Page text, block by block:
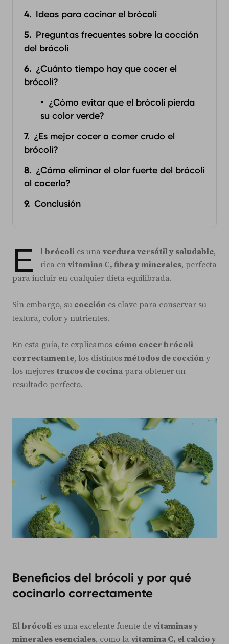
Ideas para cocinar el brócoli
Preguntas frecuentes sobre la cocción
del brócoli
¿Cuánto tiempo hay que cocer el
brócoli?
¿Cómo evitar que el brócoli pierda
su color verde?
¿Es mejor cocer o comer crudo el
brócoli?
¿Cómo eliminar el olor fuerte del brócoli
al cocerlo?
Conclusión
E l brócoli es una verdura versátil y saludable,
rica en vitamina C, fibra y minerales, perfecta
para incluir en cualquier dieta equilibrada.
Sin embargo, su cocción es clave para conservar su
textura, color y nutrientes.
En esta guía, te explicamos cómo cocer brócoli
correctamente, los distintos métodos de cocción y
los mejores trucos de cocina para obtener un
resultado perfecto.
Beneficios del brócoli y por qué
cocinarlo correctamente
El brócoli es una excelente fuente de vitaminas y
minerales esenciales, como la vitamina C, el calcio y